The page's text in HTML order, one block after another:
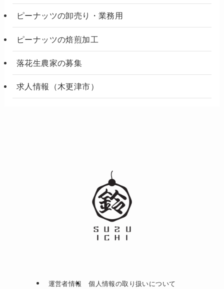
ピーナッツの卸売り・業務用
ピーナッツの焙煎加工
落花生農家の募集
求人情報（木更津市）
運営者情報 個人情報の取り扱いについて